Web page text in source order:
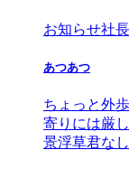
お知らせ社
あつあつ
ちょっと外
寄りには厳
景浮草君な